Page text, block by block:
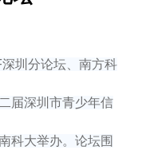
圳分论坛、南方科
届深圳市青少年信
科大举办。论坛围